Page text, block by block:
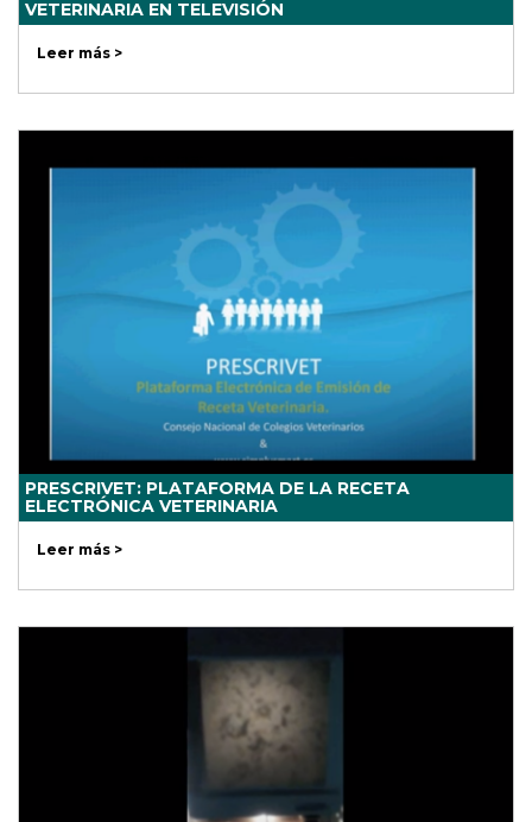
VETERINARIA EN TELEVISIÓN
Leer más >
PRESCRIVET: PLATAFORMA DE LA RECETA
ELECTRÓNICA VETERINARIA
Leer más >